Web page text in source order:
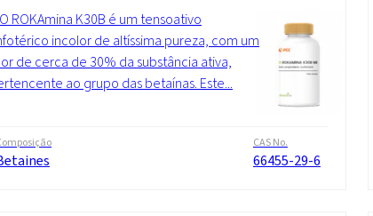
ROKAmina K30B é um tensoativo
incolor de altíssima pureza, com um
de cerca de 30% da substância ativa,
ao grupo das betaínas. Este...
CAS No.
66455-29-6